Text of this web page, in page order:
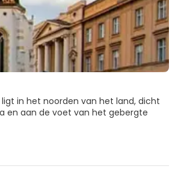
in het noorden van het land, dicht
en aan de voet van het gebergte
lokale ambachten, veel
stadsdeel met als epicentrum het